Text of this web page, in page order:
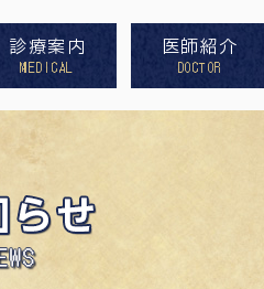
診療案内 医師紹介